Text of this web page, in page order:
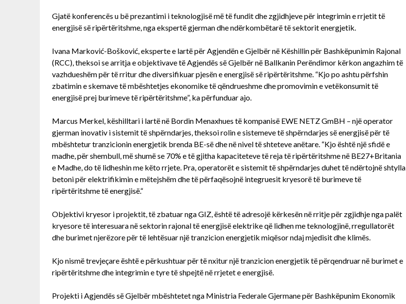
Gjatë konferencës u bë prezantimi i teknologjisë më të fundit dhe zgjidhjeve për integrimin e rrjetit të
energjisë së ripërtëritshme, nga ekspertë gjerman dhe ndërkombëtarë të sektorit energjetik.
Ivana Marković-Bošković, eksperte e lartë për Agjendën e Gjelbër në Këshillin për Bashkëpunimin Rajonal
(RCC), theksoi se arritja e objektivave të Agjendës së Gjelbër në Ballkanin Perëndimor kërkon angazhim të
vazhdueshëm për të rritur dhe diversifikuar pjesën e energjisë së ripërtëritshme. “Kjo po ashtu përfshin
zbatimin e skemave të mbështetjes ekonomike të qëndrueshme dhe promovimin e vetëkonsumit të
energjisë prej burimeve të ripërtëritshme”, ka përfunduar ajo.
Marcus Merkel, këshilltari i lartë në Bordin Menaxhues të kompanisë EWE NETZ GmBH – një operator
gjerman inovativ i sistemit të shpërndarjes, theksoi rolin e sistemeve të shpërndarjes së energjisë për të
mbështetur tranzicionin energjetik brenda BE-së dhe në nivel të shteteve anëtare. “Kjo është një sfidë e
madhe, për shembull, më shumë se 70% e të gjitha kapaciteteve të reja të ripërtëritshme në BE27+Britania
e Madhe, do të lidheshin me këto rrjete. Pra, operatorët e sistemit të shpërndarjes duhet të ndërtojnë shtylla
betoni për elektrifikimin e mëtejshëm dhe të përfaqësojnë integruesit kryesorë të burimeve të
ripërtëritshme të energjisë.“
Objektivi kryesor i projektit, të zbatuar nga GIZ, është të adresojë kërkesën në rritje për zgjidhje nga palët
kryesore të interesuara në sektorin rajonal të energjisë elektrike që lidhen me teknologjinë, rregullatorët
dhe burimet njerëzore për të lehtësuar një tranzicion energjetik miqësor ndaj mjedisit dhe klimës.
Kjo nismë trevjeçare është e përkushtuar për të nxitur një tranzicion energjetik të përqendruar në burimet e
ripërtëritshme dhe integrimin e tyre të shpejtë në rrjetet e energjisë.
Projekti i Agjendës së Gjelbër mbështetet nga Ministria Federale Gjermane për Bashkëpunim Ekonomik